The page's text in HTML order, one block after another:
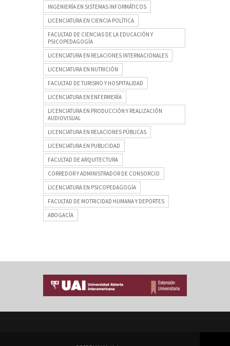
INGENIERÍA EN SISTEMAS INFORMÁTICOS
LICENCIATURA EN CIENCIA POLÍTICA
FACULTAD DE CIENCIAS DE LA EDUCACIÓN Y
PSICOPEDAGOGÍA
LICENCIATURA EN RELACIONES INTERNACIONALES
LICENCIATURA EN NUTRICIÓN
FACULTAD DE TURISMO Y HOSPITALIDAD
LICENCIATURA EN ENFERMERÍA
LICENCIATURA EN PRODUCCIÓN Y REALIZACIÓN
AUDIOVISUAL
LICENCIATURA EN RELACIONES PÚBLICAS
LICENCIATURA EN PUBLICIDAD
FACULTAD DE ARQUITECTURA
CORREDOR Y ADMINISTRADOR DE CONSORCIO
LICENCIATURA EN PSICOPEDAGOGÍA
FACULTAD DE MOTRICIDAD HUMANA Y DEPORTES
ABOGACÍA